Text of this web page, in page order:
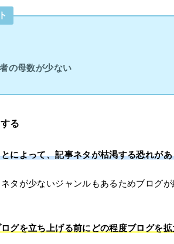
の母数が少ない
る
によって、記事ネタが枯渇する恐れが
タが少ないジャンルもあるためブログ
ログを立ち上げる前にどの程度ブログを